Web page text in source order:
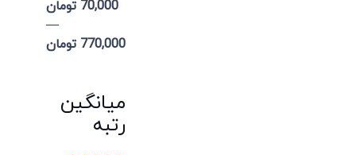
70,000 تومان
—
770,000 تومان
میانگین
رتبه